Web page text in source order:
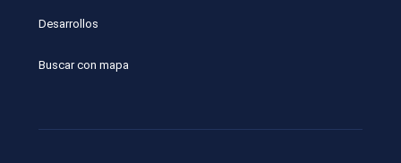
Desarrollos
Buscar con mapa